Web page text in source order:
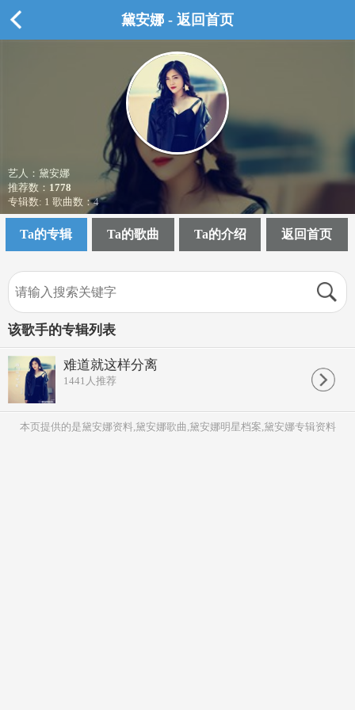
黛安娜 - 返回首页
艺人：黛安娜
推荐数： 1778
专辑数: 1 歌曲数：4
Ta的专辑 Ta的歌曲 Ta的介绍 返回首页
该歌手的专辑列表
难道就这样分离
1441 人推荐
本页提供的是黛安娜资料,黛安娜歌曲,黛安娜明星档案,黛安娜专辑资料